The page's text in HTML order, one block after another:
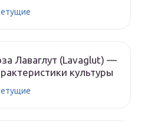
Лаваглут (Lavaglut) —
культуры